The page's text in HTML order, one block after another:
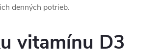
denných potrieb.
vitamínu D3